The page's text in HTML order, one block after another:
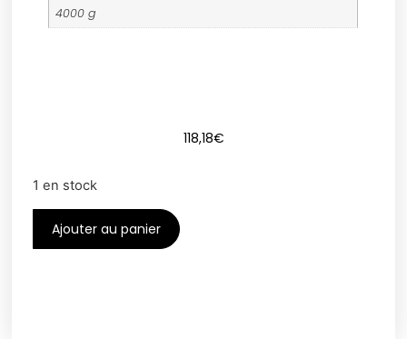
4000 g
118,18€
1 en stock
Ajouter au panier